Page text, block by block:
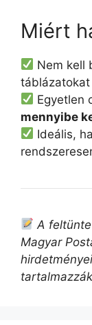
Miért
Nem kell
táblázatokat
Egyetlen
mennyibe
Ideális,
A
Magyar